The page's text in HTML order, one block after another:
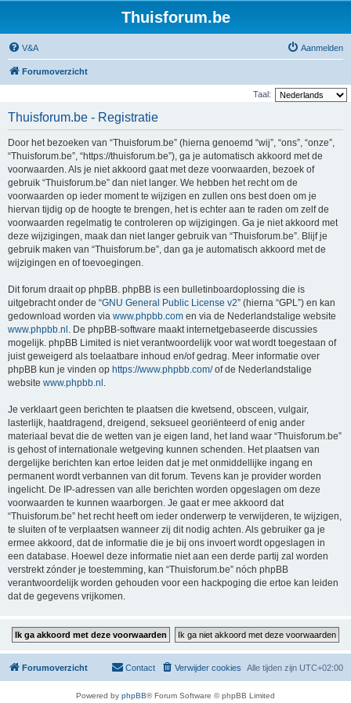
Thuisforum.be
V&A Aanmelden
Forumoverzicht
Taal:
Thuisforum.be - Registratie
Door het bezoeken van “Thuisforum.be” (hierna genoemd “wij”, “ons”, “onze”,
“Thuisforum.be”, “https://thuisforum.be”), ga je automatisch akkoord met de
voorwaarden. Als je niet akkoord gaat met deze voorwaarden, bezoek of
gebruik “Thuisforum.be” dan niet langer. We hebben het recht om de
voorwaarden op ieder moment te wijzigen en zullen ons best doen om je
hiervan tijdig op de hoogte te brengen, het is echter aan te raden om zelf de
voorwaarden regelmatig te controleren op wijzigingen. Ga je niet akkoord met
deze wijzigingen, maak dan niet langer gebruik van “Thuisforum.be”. Blijf je
gebruik maken van “Thuisforum.be”, dan ga je automatisch akkoord met de
wijzigingen en of toevoegingen.
Dit forum draait op phpBB. phpBB is een bulletinboardoplossing die is
uitgebracht onder de “GNU General Public License v2” (hierna “GPL”) en kan
gedownload worden via www.phpbb.com en via de Nederlandstalige website
www.phpbb.nl . De phpBB-software maakt internetgebaseerde discussies
mogelijk. phpBB Limited is niet verantwoordelijk voor wat wordt toegestaan of
juist geweigerd als toelaatbare inhoud en/of gedrag. Meer informatie over
phpBB kun je vinden op https://www.phpbb.com/of de Nederlandstalige
website www.phpbb.nl .
Je verklaart geen berichten te plaatsen die kwetsend, obsceen, vulgair,
lasterlijk, haatdragend, dreigend, seksueel georiënteerd of enig ander
materiaal bevat die de wetten van je eigen land, het land waar “Thuisforum.be”
is gehost of internationale wetgeving kunnen schenden. Het plaatsen van
dergelijke berichten kan ertoe leiden dat je met onmiddellijke ingang en
permanent wordt verbannen van dit forum. Tevens kan je provider worden
ingelicht. De IP-adressen van alle berichten worden opgeslagen om deze
voorwaarden te kunnen waarborgen. Je gaat er mee akkoord dat
“Thuisforum.be” het recht heeft om ieder onderwerp te verwijderen, te wijzigen,
te sluiten of te verplaatsen wanneer zij dit nodig achten. Als gebruiker ga je
ermee akkoord, dat de informatie die je bij ons invoert wordt opgeslagen in
een database. Hoewel deze informatie niet aan een derde partij zal worden
verstrekt zónder je toestemming, kan “Thuisforum.be” nóch phpBB
verantwoordelijk worden gehouden voor een hackpoging die ertoe kan leiden
dat de gegevens vrijkomen.
Forumoverzicht Alle tijden zijn UTC+02:00
Verwijder cookies
Contact
Powered by phpBB® Forum Software © phpBB Limited